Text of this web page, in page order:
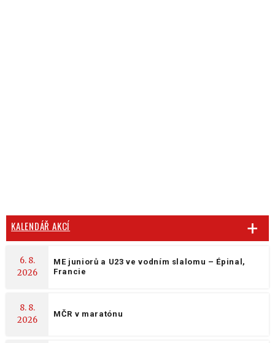
KALENDÁŘ AKCÍ
6. 8.
2026
ME juniorů a U23 ve vodním slalomu – Épinal,
Francie
8. 8.
2026
MČR v maratónu